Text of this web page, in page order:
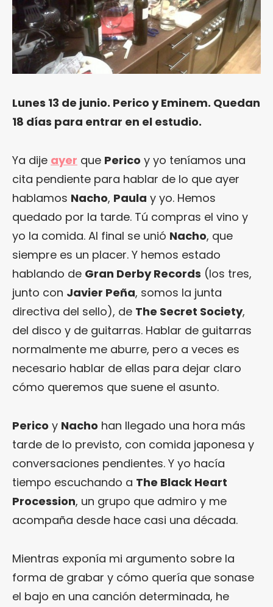
Lunes 13 de junio. Perico y Eminem. Quedan
18 días para entrar en el estudio.
Ya dije ayer que Perico y yo teníamos una
cita pendiente para hablar de lo que ayer
hablamos Nacho, Paula y yo. Hemos
quedado por la tarde. Tú compras el vino y
yo la comida. Al final se unió Nacho, que
siempre es un placer. Y hemos estado
hablando de Gran Derby Records (los tres,
junto con Javier Peña, somos la junta
directiva del sello), de The Secret Society,
del disco y de guitarras. Hablar de guitarras
normalmente me aburre, pero a veces es
necesario hablar de ellas para dejar claro
cómo queremos que suene el asunto.
Perico y Nacho han llegado una hora más
tarde de lo previsto, con comida japonesa y
conversaciones pendientes. Y yo hacía
tiempo escuchando a The Black Heart
Procession, un grupo que admiro y me
acompaña desde hace casi una década.
Mientras exponía mi argumento sobre la
forma de grabar y cómo quería que sonase
el bajo en una canción determinada, he